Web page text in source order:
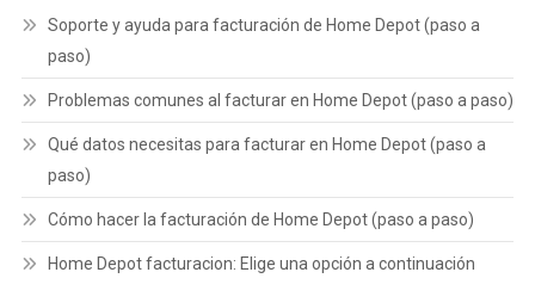
Soporte y ayuda para facturación de Home Depot (paso a
paso)
Problemas comunes al facturar en Home Depot (paso a paso)
Qué datos necesitas para facturar en Home Depot (paso a
paso)
Cómo hacer la facturación de Home Depot (paso a paso)
Home Depot facturacion: Elige una opción a continuación